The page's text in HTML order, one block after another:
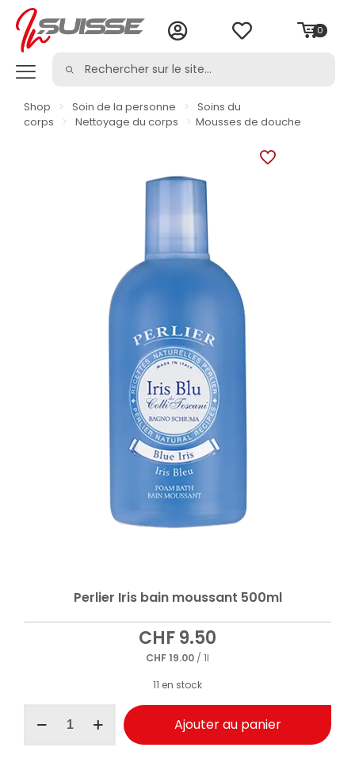
0
Shop > Soin de la personne >
Soins du
corps
> Nettoyage du corps > Mousses de douche
Perlier Iris bain moussant 500ml
CHF9.50
CHF19.00 / 1l
11 en stock
Ajouter au panier